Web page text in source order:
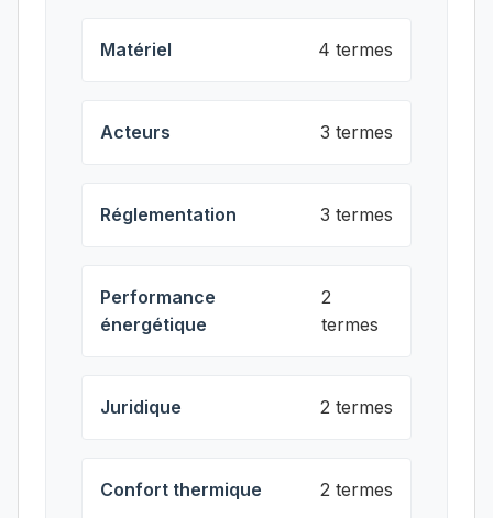
Matériel 4 termes
Acteurs 3 termes
Réglementation 3 termes
Performance
énergétique
2
termes
Juridique 2 termes
Confort thermique 2 termes